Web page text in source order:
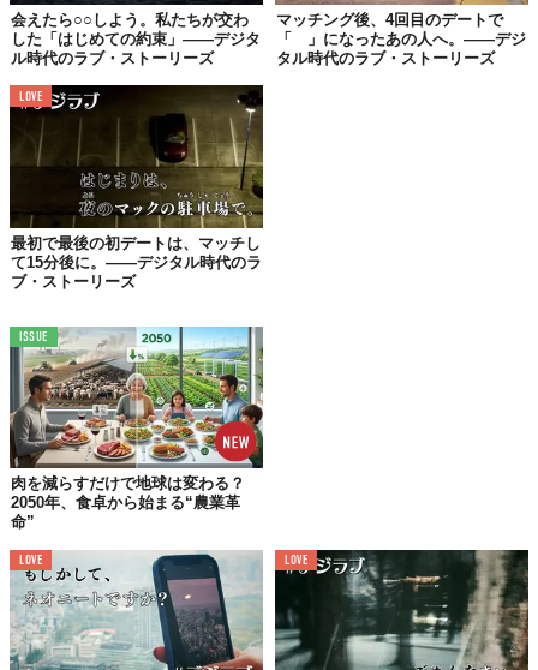
でも、ひとつだけ違うのが、あなたは今すでに結婚への想いが強
くて、これからもっと強くなる。けれど、彼はとても薄い。
一緒にいたいなら今の状態を続けるしかない。ただ、長くなれば
なるほどあなたは疲弊して、いずれ実家へ帰ることになる」
……納得でした。
親友にも誰にもまだ言っていなかったけど、「そろそろ結婚した
い」と思いはじめていたんです。それを言い当てられたことで、
「いい加減終わりにしよう」と決心できました。
のちに夫となる彼と会う約束をしたのはそれからすぐ。
くれていたんです。
その度に「会ってみたい」と言ってくれていたものの、好きな人
がいたし、あとは元カレともたまに会っていたので……暇なとき
にメッセージするだけで充分。
という訳で、はぐらかしてばかりいたんですが、今回こそは会っ
てみることにしました。
え、あの人……？
ひとまずトイレへ逃げ込みました
改札の先にそれらしき人が見えた瞬間、ドタキャンして会わずに
会えたら○○しよう。私たちが交わ
した「はじめての約束」——デジタ
ル時代のラブ・ストーリーズ
マッチング後、4回目のデートで
「 」になったあの人へ。——デジ
タル時代のラブ・ストーリーズ
LOVE
最初で最後の初デートは、マッチし
て15分後に。——デジタル時代のラ
ブ・ストーリーズ
ISSUE
肉を減らすだけで地球は変わる？
2050年、食卓から始まる“農業革
命”
LOVE LOVE